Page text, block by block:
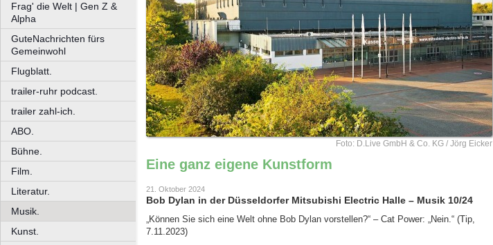
Frag' die Welt | Gen Z &
Alpha
GuteNachrichten fürs
Gemeinwohl
Flugblatt.
trailer-ruhr podcast.
trailer zahl-ich.
ABO.
Bühne.
Film.
Literatur.
Musik.
Kunst.
Foto: D.Live GmbH & Co. KG / Jörg Eicker
Eine ganz eigene Kunstform
21. Oktober 2024
Bob Dylan in der Düsseldorfer Mitsubishi Electric Halle – Musik 10/24
„Können Sie sich eine Welt ohne Bob Dylan vorstellen?“ – Cat Power: „Nein.“ (Tip,
7.11.2023)